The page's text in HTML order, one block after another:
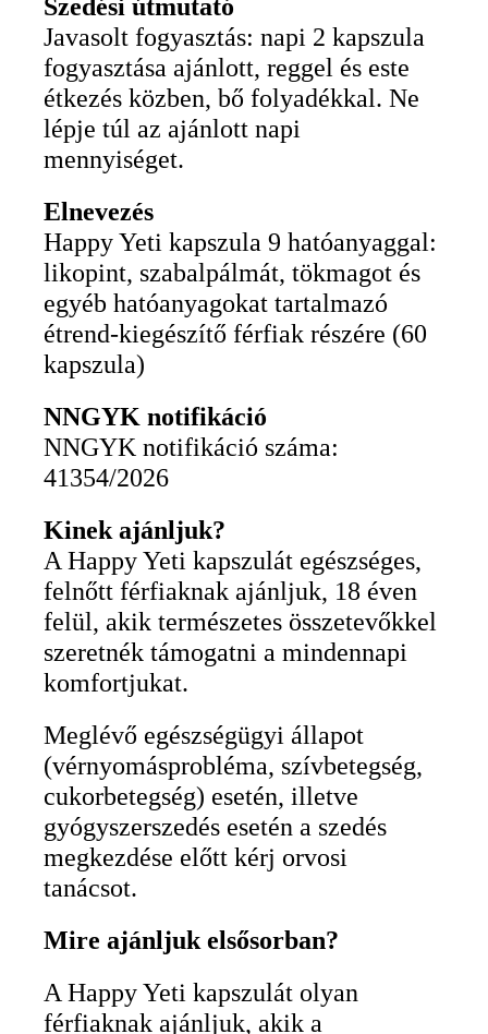
Szedési útmutató
Javasolt fogyasztás: napi 2 kapszula
fogyasztása ajánlott, reggel és este
étkezés közben, bő folyadékkal. Ne
lépje túl az ajánlott napi
mennyiséget.
Elnevezés
Happy Yeti kapszula 9 hatóanyaggal:
likopint, szabalpálmát, tökmagot és
egyéb hatóanyagokat tartalmazó
étrend-kiegészítő férfiak részére (60
kapszula)
NNGYK notifikáció
NNGYK notifikáció száma:
41354/2026
Kinek ajánljuk?
A Happy Yeti kapszulát egészséges,
felnőtt férfiaknak ajánljuk, 18 éven
felül, akik természetes összetevőkkel
szeretnék támogatni a mindennapi
komfortjukat.
Meglévő egészségügyi állapot
(vérnyomásprobléma, szívbetegség,
cukorbetegség) esetén, illetve
gyógyszerszedés esetén a szedés
megkezdése előtt kérj orvosi
tanácsot.
Mire ajánljuk elsősorban?
A Happy Yeti kapszulát olyan
férfiaknak ajánljuk, akik a